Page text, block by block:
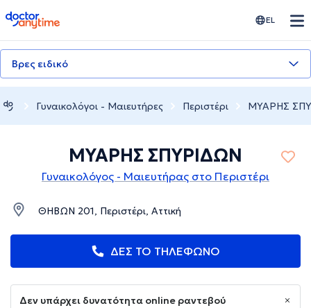
doctoranytime EL
Βρες ειδικό
Γυναικολόγοι - Μαιευτήρες Περιστέρι ΜΥΑΡΗΣ
ΜΥΑΡΗΣ ΣΠΥΡΙΔΩΝ
Γυναικολόγος - Μαιευτήρας στο Περιστέρι
ΘΗΒΩΝ 201, Περιστέρι, Αττική
ΔΕΣ ΤΟ ΤΗΛΕΦΩΝΟ
Δεν υπάρχει δυνατότητα online ραντεβού